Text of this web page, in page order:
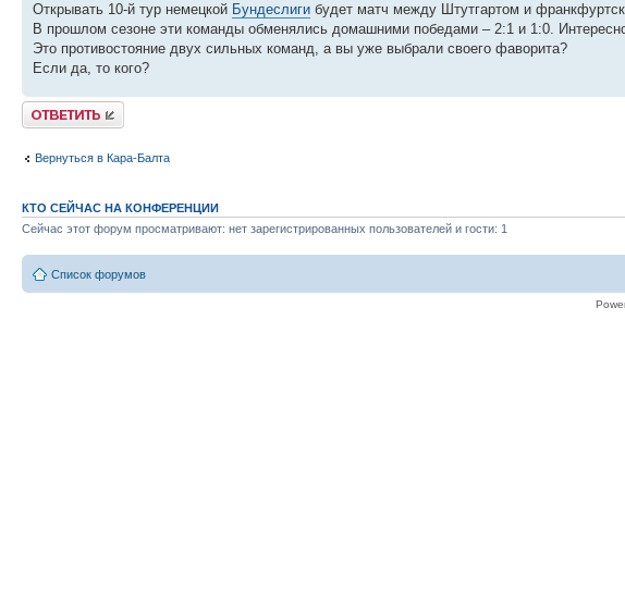
Открывать 10-й тур немецкой Бундеслиги будет матч между Штутгартом и
В прошлом сезоне эти команды обменялись домашними победами – 2:1 и 1:0.
Это противостояние двух сильных команд, а вы уже выбрали своего фаворита?
Если да, то кого?
Ответить
Вернуться в Кара-Балта
КТО СЕЙЧАС НА КОНФЕРЕНЦИИ
Сейчас этот форум просматривают: нет зарегистрированных пользователей и гости: 1
Список форумов